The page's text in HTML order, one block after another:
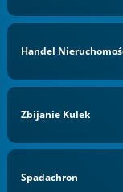
Handel
Zbijanie Kulek
Spadachron